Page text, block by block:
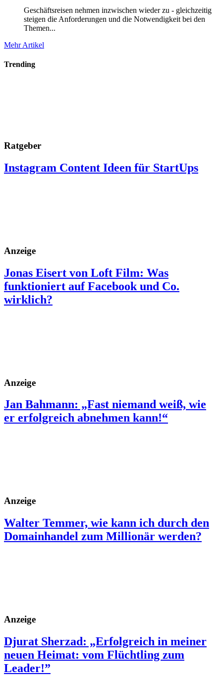
Geschäftsreisen nehmen inzwischen wieder zu - gleichzeitig
steigen die Anforderungen und die Notwendigkeit bei den
Themen...
Mehr Artikel
Trending
Ratgeber
Instagram Content Ideen für StartUps
Anzeige
Jonas Eisert von Loft Film: Was
funktioniert auf Facebook und Co.
wirklich?
Anzeige
Jan Bahmann: „Fast niemand weiß, wie
er erfolgreich abnehmen kann!“
Anzeige
Walter Temmer, wie kann ich durch den
Domainhandel zum Millionär werden?
Anzeige
Djurat Sherzad: „Erfolgreich in meiner
neuen Heimat: vom Flüchtling zum
Leader!”